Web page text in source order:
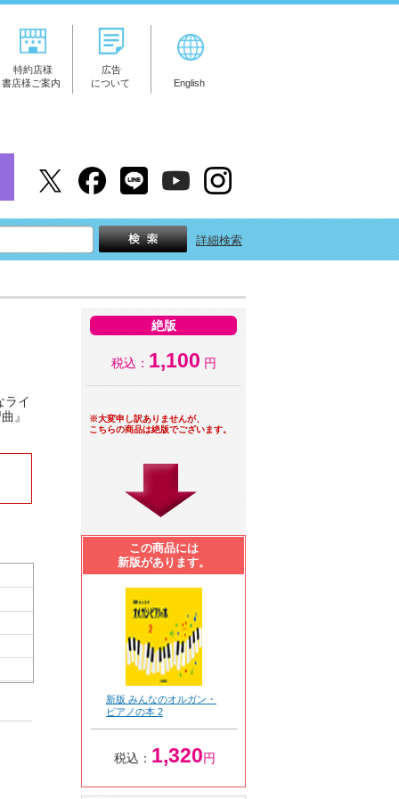
特約店様
書店様ご案内
広告
について
English
詳細検索
ライ
』
絶版
税込： 1,100 円
※大変申し訳ありませんが、
こちらの商品は絶版でございます。
この商品には
新版があります。
新版 みんなのオルガン・
ピアノの本 2
税込： 1,320円